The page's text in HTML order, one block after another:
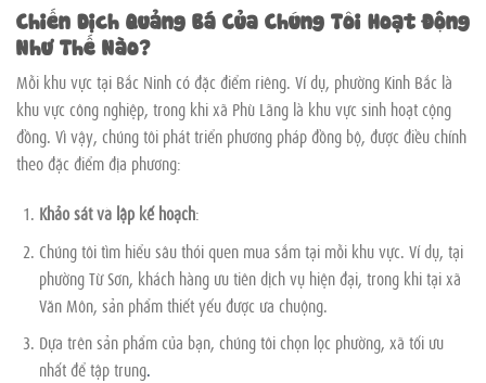
Chiến Dịch Quảng Bá Của Chúng Tôi Hoạt Động
Như Thế Nào?
Mỗi khu vực tại Bắc Ninh có đặc điểm riêng. Ví dụ, phường Kinh Bắc là
khu vực công nghiệp, trong khi xã Phù Lãng là khu vực sinh hoạt cộng
đồng. Vì vậy, chúng tôi phát triển phương pháp đồng bộ, được điều chỉnh
theo đặc điểm địa phương:
Khảo sát và lập kế hoạch:
Chúng tôi tìm hiểu sâu thói quen mua sắm tại mỗi khu vực. Ví dụ, tại
phường Từ Sơn, khách hàng ưu tiên dịch vụ hiện đại, trong khi tại xã
Văn Môn, sản phẩm thiết yếu được ưa chuộng.
Dựa trên sản phẩm của bạn, chúng tôi chọn lọc phường, xã tối ưu
nhất để tập trung.